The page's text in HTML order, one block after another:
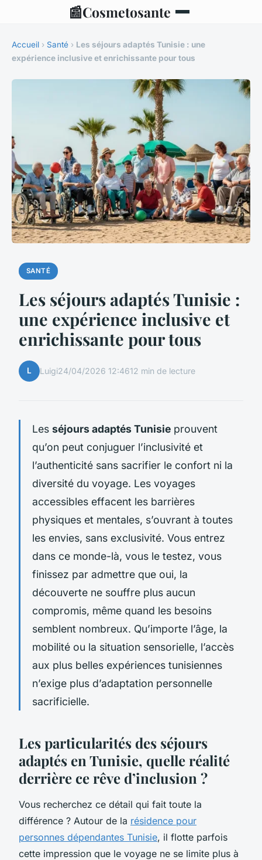
📰Cosmetosante
Accueil › Santé › Les séjours adaptés Tunisie : une
expérience inclusive et enrichissante pour tous
SANTÉ
Les séjours adaptés Tunisie :
une expérience inclusive et
enrichissante pour tous
L Luigi24/04/2026 12:4612 min de lecture
Les séjours adaptés Tunisie prouvent
qu’on peut conjuguer l’inclusivité et
l’authenticité sans sacrifier le confort ni la
diversité du voyage. Les voyages
accessibles effacent les barrières
physiques et mentales, s’ouvrant à toutes
les envies, sans exclusivité. Vous entrez
dans ce monde-là, vous le testez, vous
finissez par admettre que oui, la
découverte ne souffre plus aucun
compromis, même quand les besoins
semblent nombreux. Qu’importe l’âge, la
mobilité ou la situation sensorielle, l’accès
aux plus belles expériences tunisiennes
n’exige plus d’adaptation personnelle
sacrificielle.
Les particularités des séjours
adaptés en Tunisie, quelle réalité
derrière ce rêve d’inclusion ?
Vous recherchez ce détail qui fait toute la
différence ? Autour de la résidence pour
personnes dépendantes Tunisie, il flotte parfois
cette impression que le voyage ne se limite plus à